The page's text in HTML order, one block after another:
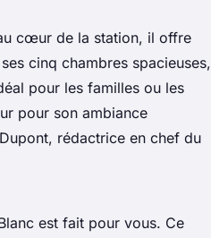
cœur de la station, il offre
cinq chambres spacieuses,
pour les familles ou les
pour son ambiance
rédactrice en chef du
est fait pour vous. Ce